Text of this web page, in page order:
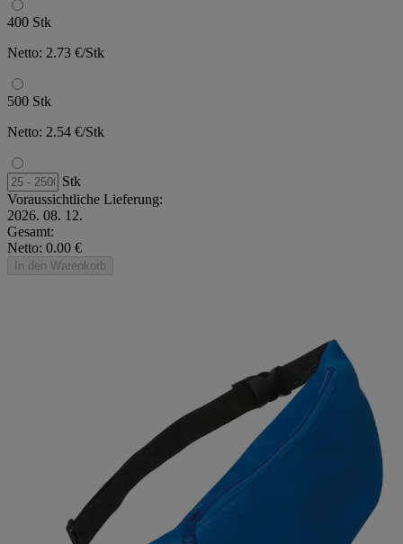
400 Stk
Netto: 2.73 €/Stk
500 Stk
Netto: 2.54 €/Stk
Stk
Voraussichtliche Lieferung:
2026. 08. 12.
Gesamt:
Netto: 0.00 €
In den Warenkorb